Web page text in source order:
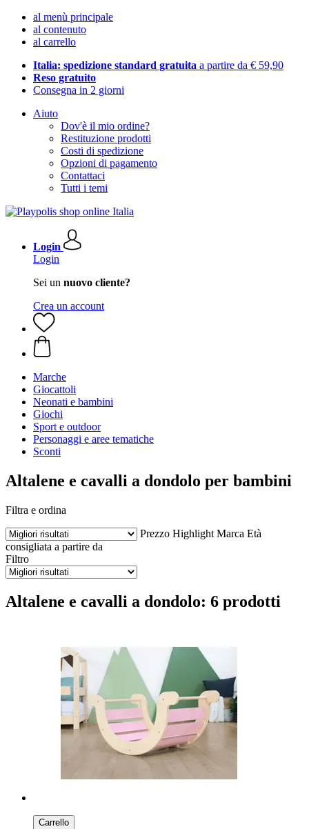
al menù principale
al contenuto
al carrello
Italia: spedizione standard gratuita a partire da € 59,90
Reso gratuito
Consegna in 2 giorni
Aiuto
Dov'è il mio ordine?
Restituzione prodotti
Costi di spedizione
Opzioni di pagamento
Contattaci
Tutti i temi
Login
Login
Sei un nuovo cliente?
Crea un account
Marche
Giocattoli
Neonati e bambini
Giochi
Sport e outdoor
Personaggi e aree tematiche
Sconti
Altalene e cavalli a dondolo per bambini
Filtra e ordina
Prezzo Highlight Marca Età
consigliata a partire da
Filtro
Altalene e cavalli a dondolo: 6 prodotti
Carrello